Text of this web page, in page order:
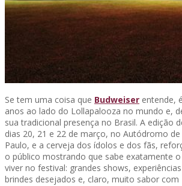
Se tem uma coisa que Budweiser entende,
anos ao lado do Lollapalooza no mundo e,
sua tradicional presença no Brasil. A edição
dias 20, 21 e 22 de março, no Autódromo
Paulo, e a cerveja dos ídolos e dos fãs,
o público mostrando que sabe exatamente
viver no festival: grandes shows,
brindes desejados e, claro, muito sabor com